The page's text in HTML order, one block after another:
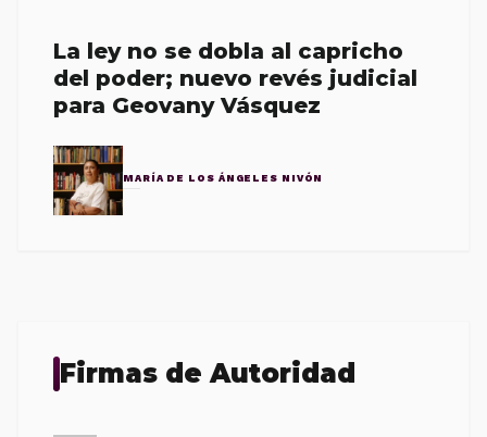
La ley no se dobla al capricho
del poder; nuevo revés judicial
para Geovany Vásquez
MARÍA DE LOS ÁNGELES NIVÓN
Firmas de Autoridad